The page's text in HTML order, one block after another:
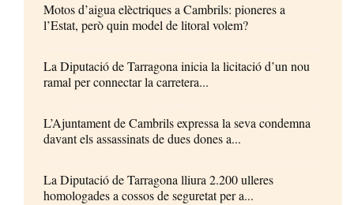
Motos d’aigua elèctriques a Cambrils: pioneres a
l’Estat, però quin model de litoral volem?
La Diputació de Tarragona inicia la licitació d’un nou
ramal per connectar la carretera...
L’Ajuntament de Cambrils expressa la seva condemna
davant els assassinats de dues dones a...
La Diputació de Tarragona lliura 2.200 ulleres
homologades a cossos de seguretat per a...